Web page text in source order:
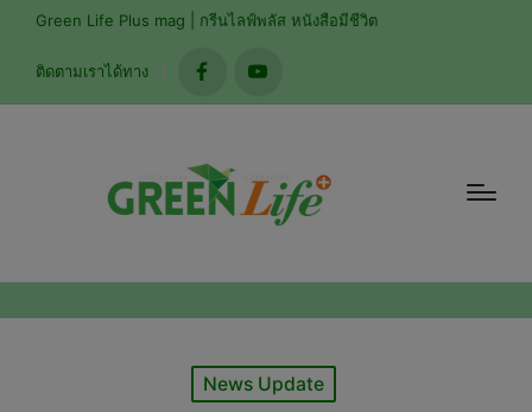
Green Life Plus mag | กรีนไลฟ์พลัส หนังสือมีชีวิต
ติดตามเราได้ทาง
facebookyoutube
Posted
News Update
modal-check